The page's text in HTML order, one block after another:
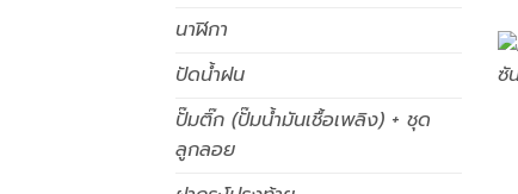
นาฬิกา
ปัดน้ำฝน
ปั๊มติ๊ก (ปั๊มน้ำมันเชื้อเพลิง) + ชุด
ลูกลอย